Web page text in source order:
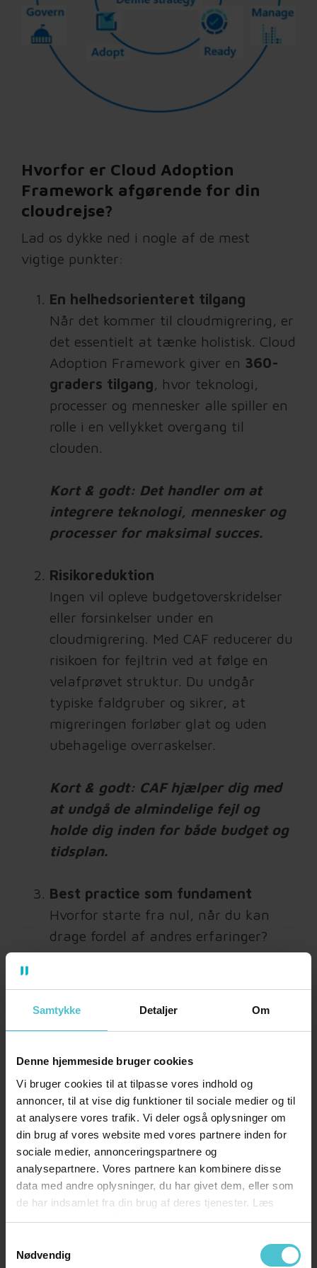
Samtykke Detaljer Om
Denne hjemmeside bruger cookies
Vi bruger cookies til at tilpasse vores indhold og
annoncer, til at vise dig funktioner til sociale medier og til
at analysere vores trafik. Vi deler også oplysninger om
din brug af vores website med vores partnere inden for
sociale medier, annonceringspartnere og
analysepartnere. Vores partnere kan kombinere disse
data med andre oplysninger, du har givet dem, eller som
de har indsamlet fra din brug af deres tjenester. Læs
mere omvores cookies
Nødvendig
Hvorfor er Cloud Adoption
Framework afgørende for din
cloudrejse?
Lad os dykke ned i nogle af de mest
vigtige punkter:
En helhedsorienteret tilgang
Når det kommer til cloudmigrering, er
det essentielt at tænke holistisk. Cloud
Adoption Framework giver en 360-
graders tilgang, hvor teknologi,
processer og mennesker alle spiller en
rolle i en vellykket overgang til
clouden.
Kort & godt: Det handler om at
integrere teknologi, mennesker og
processer for maksimal succes.
Risikoreduktion
Ingen vil opleve budgetoverskridelser
eller forsinkelser under en
cloudmigrering. Med CAF reducerer du
risikoen for fejltrin ved at følge en
velafprøvet struktur. Du undgår
typiske faldgruber og sikrer, at
migreringen forløber glat og uden
ubehagelige overraskelser.
Kort & godt: CAF hjælper dig med
at undgå de almindelige fejl og
holde dig inden for både budget og
tidsplan.
Best practice som fundament
Hvorfor starte fra nul, når du kan
drage fordel af andres erfaringer?
CAF bygger på best practice, så du får
hurtigere kan realisere fordelene ved
Kort & godt: Med CAF får du et
blueprint baseret på best practice –
så du slipper for at genopfinde
hjulet.
Klarhed og retning
Cloudmigrering kan være en kompleks
vigtigt at have en klar plan. Med CAF